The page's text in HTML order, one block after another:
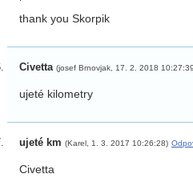
thank you Skorpik
Civetta (josef Brnovjak, 17. 2. 2018
ujeté kilometry
ujeté km (Karel, 1. 3. 2017 10:26:28)
Civetta